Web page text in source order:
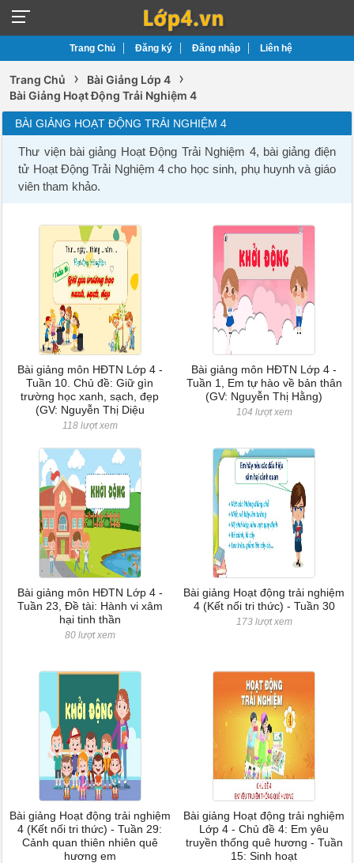
Trang Chủ Đăng ký Đăng nhập Liên hệ
Trang Chủ › Bài Giảng Lớp 4 ›
Bài Giảng Hoạt Động Trải Nghiệm 4
BÀI GIẢNG HOẠT ĐỘNG TRẢI NGHIỆM 4
Thư viện bài giảng Hoạt Động Trải Nghiệm 4, bài giảng điện
tử Hoạt Động Trải Nghiệm 4 cho học sinh, phụ huynh và giáo
viên tham khảo.
Bài giảng môn HĐTN Lớp 4 -
Tuần 10. Chủ đề: Giữ gìn
trường học xanh, sạch, đẹp
(GV: Nguyễn Thị Diệu
118 lượt xem
Bài giảng môn HĐTN Lớp 4 -
Tuần 1, Em tự hào về bản thân
(GV: Nguyễn Thị Hằng)
104 lượt xem
Bài giảng môn HĐTN Lớp 4 -
Tuần 23, Đề tài: Hành vi xâm
hại tinh thần
80 lượt xem
Bài giảng Hoạt động trải nghiệm
4 (Kết nối tri thức) - Tuần 30
173 lượt xem
Bài giảng Hoạt động trải nghiệm
4 (Kết nối tri thức) - Tuần 29:
Cảnh quan thiên nhiên quê
hương em
Bài giảng Hoạt động trải nghiệm
Lớp 4 - Chủ đề 4: Em yêu
truyền thống quê hương - Tuần
15: Sinh hoạt